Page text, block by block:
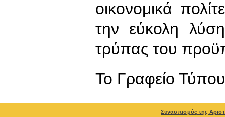
οικονομικά
την εύκολη
τρύπας του
To Γραφείο Τύπου
Συνασπισμός της